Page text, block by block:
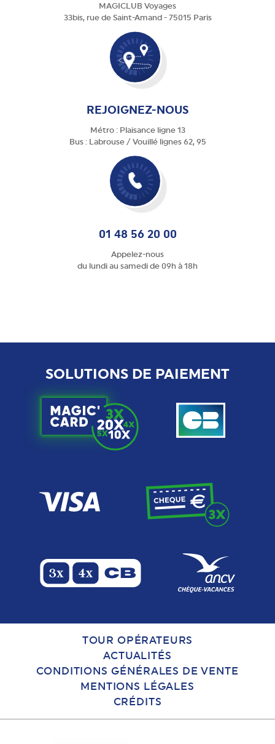
MAGICLUB Voyages
33bis, rue de Saint-Amand - 75015 Paris
REJOIGNEZ-NOUS
Métro : Plaisance ligne 13
Bus : Labrouse / Vouillé lignes 62, 95
01 48 56 20 00
Appelez-nous
du lundi au samedi de 09h à 18h
SOLUTIONS DE PAIEMENT
TOUR OPÉRATEURS
ACTUALITÉS
CONDITIONS GÉNÉRALES DE VENTE
MENTIONS LÉGALES
CRÉDITS